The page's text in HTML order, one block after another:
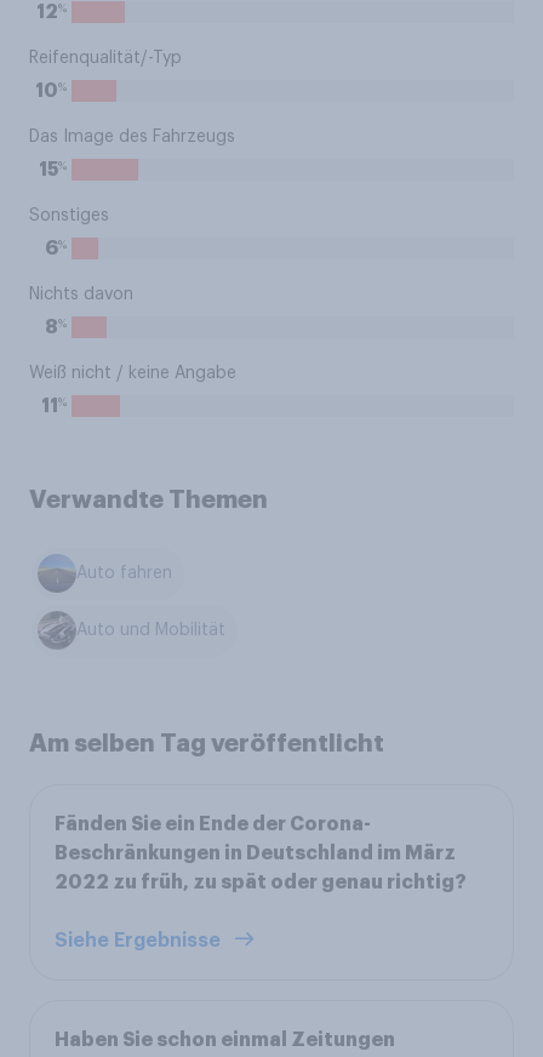
12%
Reifenqualität/-Typ
10%
Das Image des Fahrzeugs
15%
Sonstiges
6%
Nichts davon
8%
Weiß nicht / keine Angabe
11 %
Verwandte Themen
Auto fahren
Auto und Mobilität
Am selben Tag veröffentlicht
Fänden Sie ein Ende der Corona-
Beschränkungen in Deutschland im März
2022 zu früh, zu spät oder genau richtig?
Siehe Ergebnisse
Haben Sie schon einmal Zeitungen